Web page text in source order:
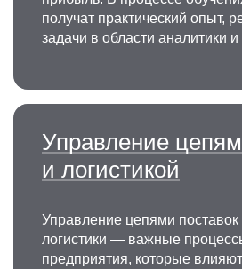
получат практический опыт,
задачи в области аналитики
Управление
и логистикой
Управление цепями поставок
логистики — важные
предприятия, которые влияют